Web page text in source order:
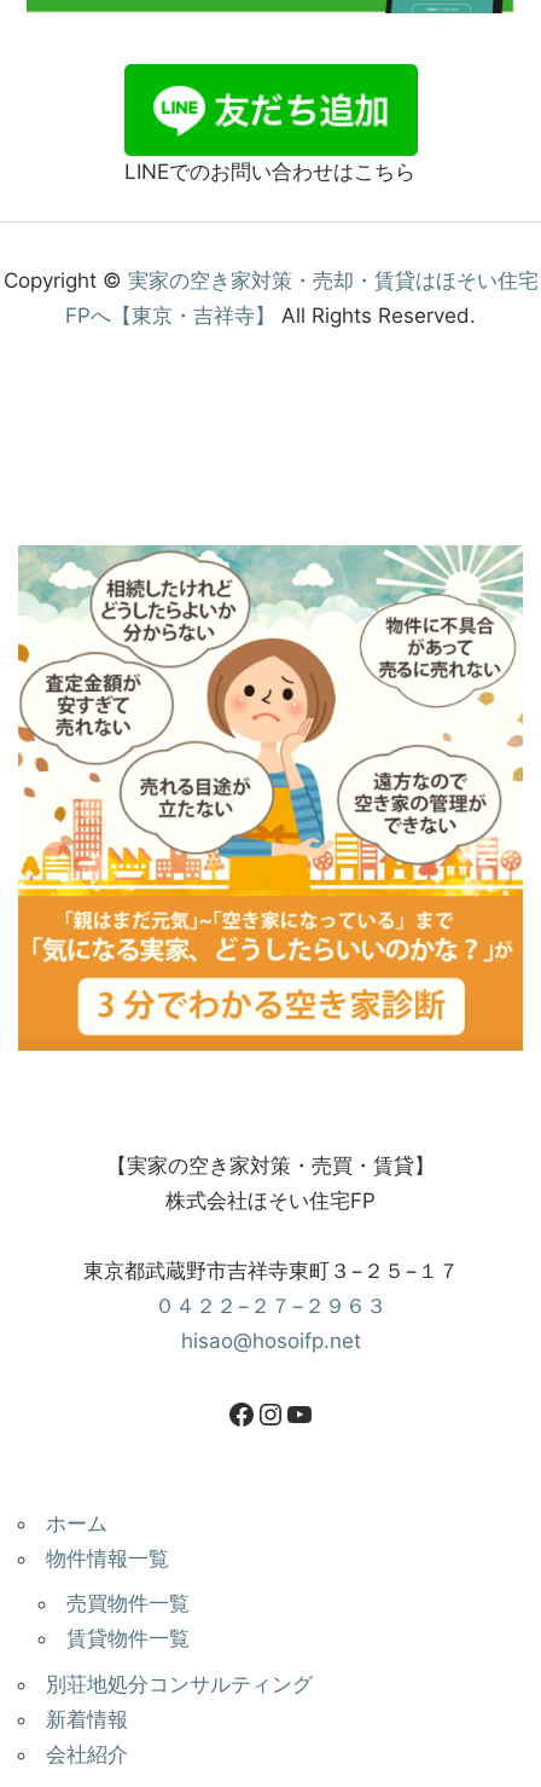
LINEでのお問い合わせはこちら
Copyright © 実家の空き家対策・売却・賃貸はほそい住宅
FPへ【東京・吉祥寺】
All Rights Reserved.
【実家の空き家対策・売買・賃貸】
株式会社ほそい住宅FP
東京都武蔵野市吉祥寺東町３−２５−１７
０４２２−２７−２９６３
hisao@hosoifp.net
ホーム
物件情報一覧
売買物件一覧
賃貸物件一覧
別荘地処分コンサルティング
新着情報
会社紹介